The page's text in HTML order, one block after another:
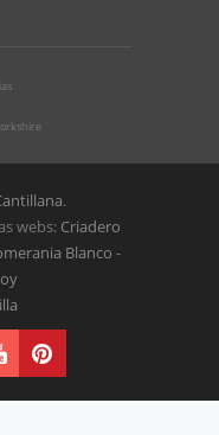
.
webs: Criadero
Blanco -